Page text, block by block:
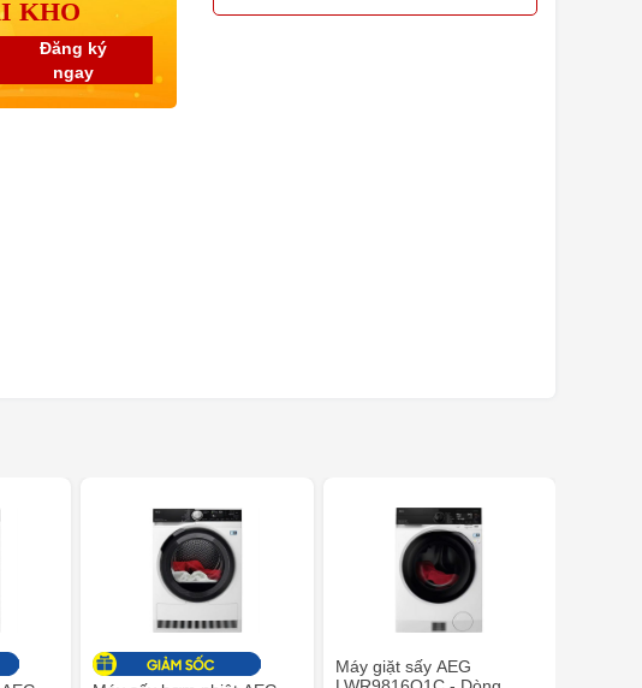
KHO
Đăng ký
ngay
Máy giặt sấy AEG